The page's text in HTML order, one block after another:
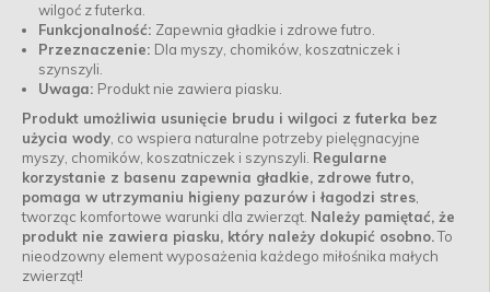
wilgoć z futerka.
Funkcjonalność: Zapewnia gładkie i zdrowe futro.
Przeznaczenie: Dla myszy, chomików, koszatniczek i
szynszyli.
Uwaga: Produkt nie zawiera piasku.
Produkt umożliwia usunięcie brudu i wilgoci z futerka bez
użycia wody , co wspiera naturalne potrzeby pielęgnacyjne
myszy, chomików, koszatniczek i szynszyli. Regularne
korzystanie z basenu zapewnia gładkie, zdrowe futro,
pomaga w utrzymaniu higieny pazurów i łagodzi stres
tworząc komfortowe warunki dla zwierząt. Należy pamiętać, że
produkt nie zawiera piasku, który należy dokupić osobno.To
nieodzowny element wyposażenia każdego miłośnika małych
zwierząt!